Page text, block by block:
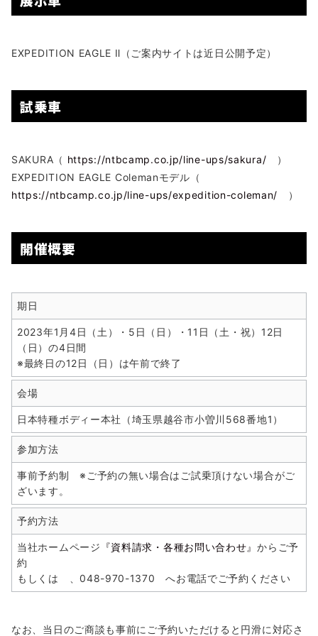
EXPEDITION EAGLE Ⅱ（ご案内サイトは近日公開予定）
試乗車
SAKURA（ https://ntbcamp.co.jp/line-ups/sakura/ ）
EXPEDITION EAGLE Colemanモデル（
https://ntbcamp.co.jp/line-ups/expedition-coleman/ ）
開催概要
期日
2023年1月4日（土）・5日（日）・11日（土・祝）12日
（日）の4日間
※最終日の12日（日）は午前で終了
会場
日本特種ボディー本社（埼玉県越谷市小曽川568番地1）
参加方法
事前予約制 ※ご予約の無い場合はご試乗頂けない場合がご
ざいます。
予約方法
当社ホームページ 『資料請求・各種お問い合わせ』からご予
約
もしくは 、048-970-1370 へお電話でご予約ください
なお、当日のご商談も事前にご予約いただけると円滑に対応さ